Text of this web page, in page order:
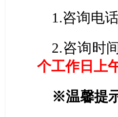
1.咨询电
2.咨询时
个工作日上
※温馨提